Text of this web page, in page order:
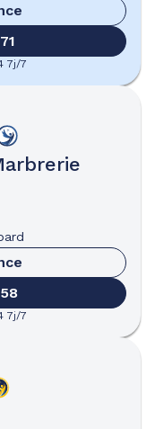
7j/7
7j/7